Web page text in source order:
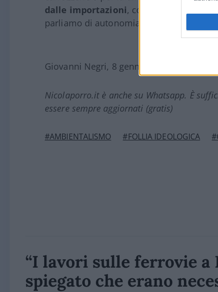
dalle importazioni, come per
parliamo di autonomia strategica?
Giovanni Negri, 8 gennaio 2025
Nicolaporro.it è anche su Whatsapp. È
essere sempre aggiornati (gratis)
#AMBIENTALISMO #FOLLIA IDEOLOGICA
“I lavori sulle ferrovie a
spiegato che erano